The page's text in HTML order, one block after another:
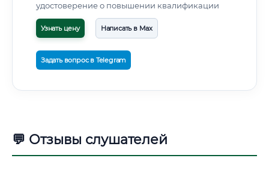
удостоверение о повышении квалификации
Узнать цену Написать в Max
Задать вопрос в Telegram
💬 Отзывы слушателей